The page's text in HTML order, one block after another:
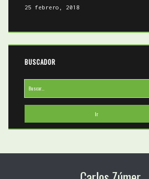
25 febrero, 2018
BUSCADOR